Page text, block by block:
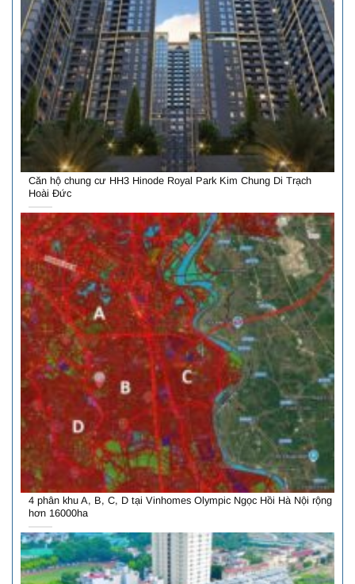
Căn hộ chung cư HH3 Hinode Royal Park Kim Chung Di Trạch
Hoài Đức
4 phân khu A, B, C, D tại Vinhomes Olympic Ngọc Hồi Hà Nội rộng
hơn 16000ha